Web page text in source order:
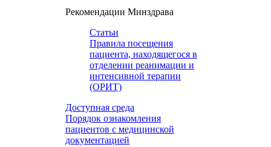
Рекомендации Минздрава
Статьи
Правила посещения
пациента, находящегося в
отделении реанимации и
интенсивной терапии
(ОРИТ)
Доступная среда
Порядок ознакомления
пациентов с медицинской
документацией